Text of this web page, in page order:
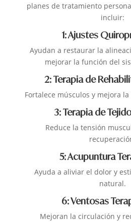
planes de tratamiento
incluir:
1: Ajustes
Ayudan a restaurar la
mejorar la función del
2: Terapia de
Fortalece músculos y mejora
3: Terapia de
Reduce la tensión
5: Acupuntura
Ayuda a aliviar el dolor y
natural.
6: Ventosas
Mejoran la circulación y